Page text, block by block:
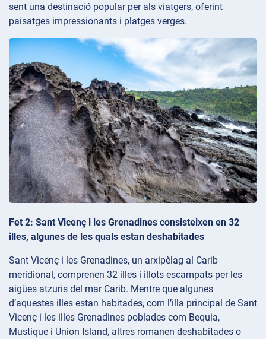
sent una destinació popular per als viatgers, oferint
paisatges impressionants i platges verges.
Fet 2: Sant Vicenç i les Grenadines consisteixen en 32
illes, algunes de les quals estan deshabitades
Sant Vicenç i les Grenadines, un arxipèlag al Carib
meridional, comprenen 32 illes i illots escampats per les
aigües atzuris del mar Carib. Mentre que algunes
d’aquestes illes estan habitades, com l’illa principal de Sant
Vicenç i les illes Grenadines poblades com Bequia,
Mustique i Union Island, altres romanen deshabitades o